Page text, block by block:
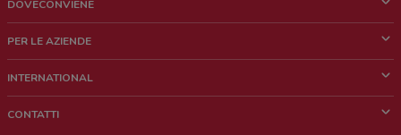
DOVECONVIENE
Chi siamo
Lavora con noi
PER LE AZIENDE
Richieste commerciali e marketing
INTERNATIONAL
CONTATTI